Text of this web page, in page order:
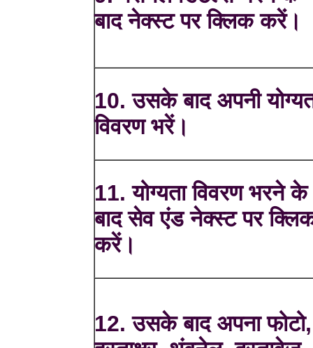
बाद नेक्स्ट पर क्लिक करें।
10. उसके बाद अपनी
विवरण भरें।
11. योग्यता विवरण भरने के
बाद सेव एंड नेक्स्ट पर
करें।
12. उसके बाद अपना फोटो,